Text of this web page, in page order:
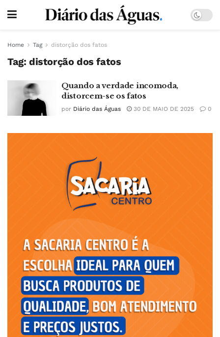
Home Tag distorção dos fatos
Tag: distorção dos fatos
Quando a verdade incomoda,
distorcem-se os fatos
por Diário das Águas 30 DE MAIO DE 2025 0